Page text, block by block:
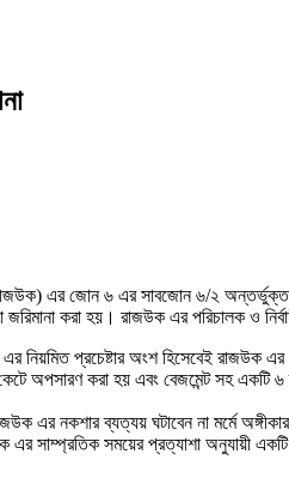
এর জোন ৬ এর সাবজোন ৬/২ অন্তর্ভুক্ত
করা হয়। রাজউক এর পরিচালক ও
নিয়মিত প্রচেষ্টার অংশ হিসেবেই
অপসারণ করা হয় এবং বেজমেন্ট সহ
এর নকশার ব্যত্যয় ঘটাবেন না মর্মে
এর সাম্প্রতিক সময়ের প্রত্যাশা অনুযায়ী